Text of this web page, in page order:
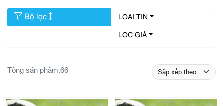
Bộ lọc LOẠI TIN
LỌC GIÁ
Tổng sản phẩm:66